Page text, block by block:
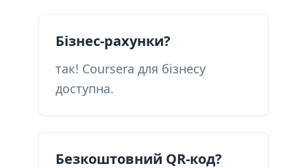
Бізнес-рахунки?
так! Coursera для бізнесу
доступна.
Безкоштовний QR-код?